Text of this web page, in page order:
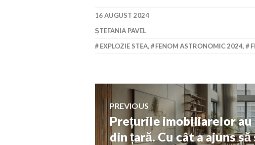
16 AUGUST 2024
ȘTEFANIA PAVEL
EXPLOZIE STEA, FENOM ASTRONOMIC 2024,
Navigare
în
PREVIOUS
Previous
post:
Prețurile imobiliarelor
din țară. Cu cât a ajuns